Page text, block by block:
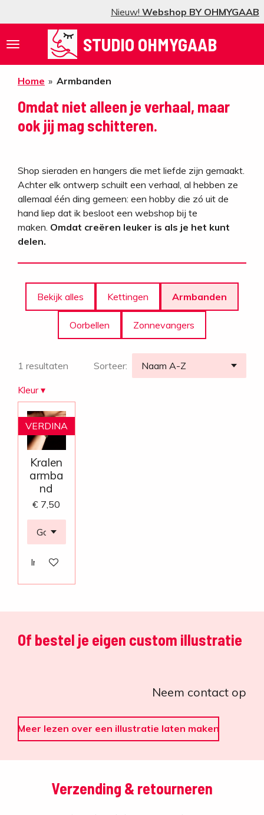
Nieuw! Webshop BY OHMYGAAB
direct
naar
STUDIO OHMYGAAB
Home » Armbanden
Omdat niet alleen je verhaal, maar
ook jij mag schitteren.
Shop sieraden en hangers die met liefde zijn gemaakt.
Achter elk ontwerp schuilt een verhaal, al hebben ze
allemaal één ding gemeen: een hobby die zó uit de
hand liep dat ik besloot een webshop bij te
maken. Omdat creëren leuker is als je het kunt
delen.
Bekijk alles Kettingen Armbanden
Oorbellen Zonnevangers
1 resultaten Sorteer:
Kleur▾
VERDINA
Kralen
armba
nd
€ 7,50
In winkelwagen
Of bestel je eigen custom illustratie
Neem contact op
Meer lezen over een illustratie laten maken
Verzending & retourneren